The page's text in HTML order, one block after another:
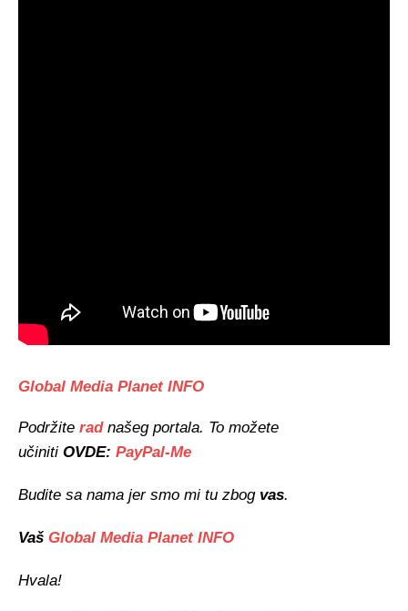
Global Media Planet INFO
Podržite rad našeg portala. To možete
učiniti OVDE: PayPal-Me
Budite sa nama jer smo mi tu zbog vas.
Vaš Global Media Planet INFO
Hvala!